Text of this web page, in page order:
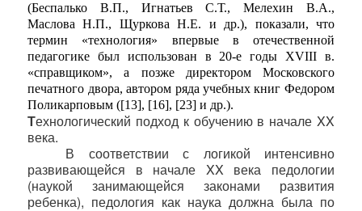
(Беспалько В.П., Игнатьев С.Т., Мелехин В.А.,
Маслова Н.П., Щуркова Н.Е. и др.), показали, что
термин «технология» впервые в отечественной
педагогике был использован в 20-е годы ХVIII в.
«справщиком», а позже директором Московского
печатного двора, автором ряда учебных книг Федором
Поликарповым ([13], [16], [23] и др.).
Технологический подход к обучению в начале XX
века.
В соответствии с логикой интенсивно
развивающейся в начале XX века педологии
(наукой занимающейся законами развития
ребенка), педология как наука должна была по